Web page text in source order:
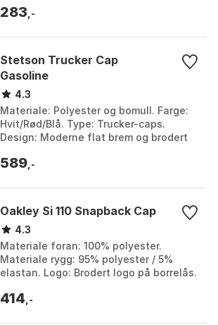
283 ,-
Stetson Trucker Cap
Gasoline
4.3
Materiale: Polyester og bomull. Farge:
Hvit/Rød/Blå. Type: Trucker-caps.
Design: Moderne flat brem og brodert
One Size....
589 ,-
Oakley Si 110 Snapback Cap
4.3
Materiale foran: 100% polyester.
Materiale rygg: 95% polyester / 5%
elastan. Logo: Brodert logo på borrelås.
Worn olive. St...
414 ,-